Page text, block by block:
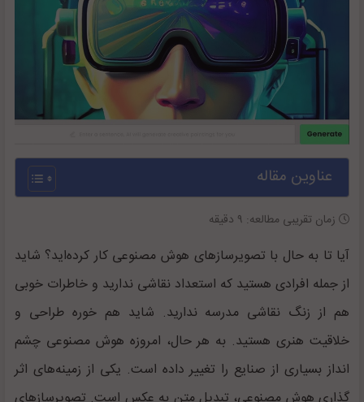
عناوین مقاله
زمان تقریبی مطالعه: ۹ دقیقه
آیا تا به حال با تصویرسازهای هوش مصنوعی کار کرده‌اید؟ شاید
از جمله افرادی هستید که استعداد نقاشی ندارید و خاطرات خوبی
هم از زنگ نقاشی مدرسه ندارید. شاید هم خوره طراحی و
خلاقیت هنری هستید. به هر حال، امروزه هوش مصنوعی چشم
انداز بسیاری از صنایع را تغییر داده است. یکی از زمینه‌های اثر